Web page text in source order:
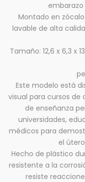
Montado en
lavable de alta
Tamaño: 12,6 x 6,3 x
Este modelo está
visual para cursos
de enseñanza
universidades,
médicos para
el
Hecho de plástico
resistente a la
resiste